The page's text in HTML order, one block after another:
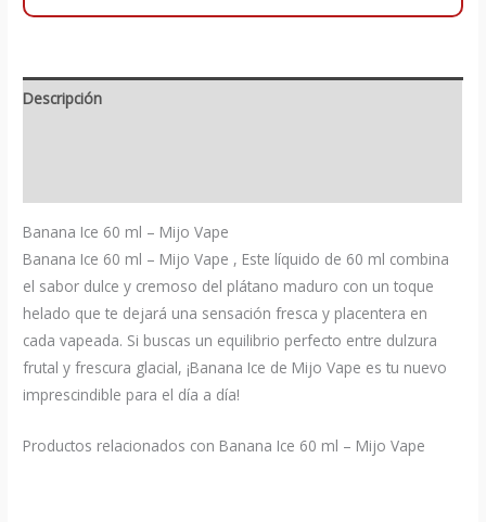
Descripción
Banana Ice 60 ml – Mijo Vape
Banana Ice 60 ml – Mijo Vape , Este líquido de 60 ml combina
el sabor dulce y cremoso del plátano maduro con un toque
helado que te dejará una sensación fresca y placentera en
cada vapeada. Si buscas un equilibrio perfecto entre dulzura
frutal y frescura glacial, ¡Banana Ice de Mijo Vape es tu nuevo
imprescindible para el día a día!
Productos relacionados con Banana Ice 60 ml – Mijo Vape